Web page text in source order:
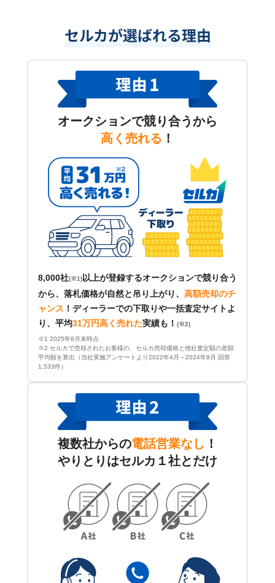
セルカが選ばれる理由
オークションで競り合うから
高く売れる ！
8,000社(※1)以上が登録するオークションで競り合う
から、落札価格が自然と吊り上がり、 高額売却のチ
ャンス ！ ディーラーでの下取りや一括査定サイトよ
り、平均31万円高く売れた実績も！ (※2)
※1 2025年8月末時点
※2 セルカで売却されたお客様の、セルカ売却価格と他社査定額の差額
平均額を算出（当社実施アンケートより2022年4月～2024年9月 回答
1,533件）
複数社からの電話営業なし ！
やりとりはセルカ１社とだけ